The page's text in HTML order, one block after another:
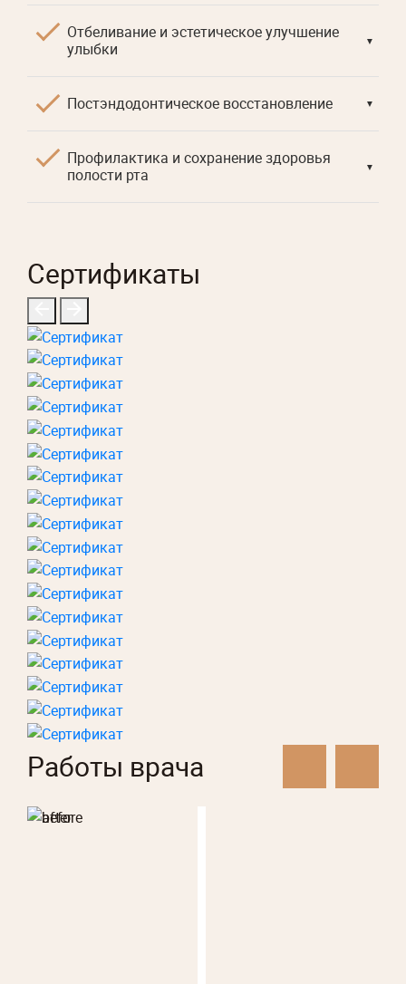
Отбеливание и эстетическое улучшение
улыбки
▼
Постэндодонтическое восстановление ▼
Профилактика и сохранение здоровья
полости рта
▼
Сертификаты
Работы врача